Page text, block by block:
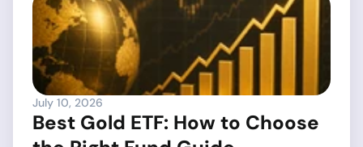
July 10, 2026
Best Gold ETF: How to Choose